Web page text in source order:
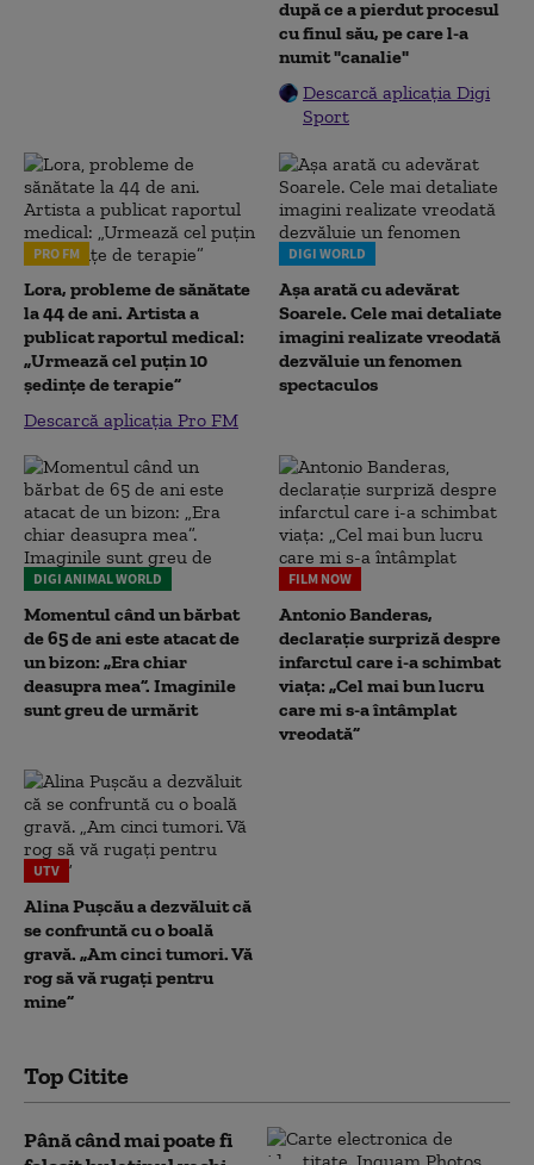
după ce a pierdut procesul
cu finul său, pe care l-a
numit "canalie"
Descarcă aplicația Digi
Sport
PRO FM
Lora, probleme de sănătate
la 44 de ani. Artista a
publicat raportul medical:
„Urmează cel puțin 10
ședințe de terapie”
Descarcă aplicația Pro FM
DIGI WORLD
Așa arată cu adevărat
Soarele. Cele mai detaliate
imagini realizate vreodată
dezvăluie un fenomen
spectaculos
DIGI ANIMAL WORLD
Momentul când un bărbat
de 65 de ani este atacat de
un bizon: „Era chiar
deasupra mea”. Imaginile
sunt greu de urmărit
FILM NOW
Antonio Banderas,
declarație surpriză despre
infarctul care i-a schimbat
viața: „Cel mai bun lucru
care mi s-a întâmplat
vreodată”
UTV
Alina Pușcău a dezvăluit că
se confruntă cu o boală
gravă. „Am cinci tumori. Vă
rog să vă rugați pentru
mine”
Top Citite
Până când mai poate fi